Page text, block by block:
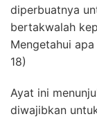
diperbuatnya
bertakwalah
Mengetahui
18)
Ayat ini
diwajibkan